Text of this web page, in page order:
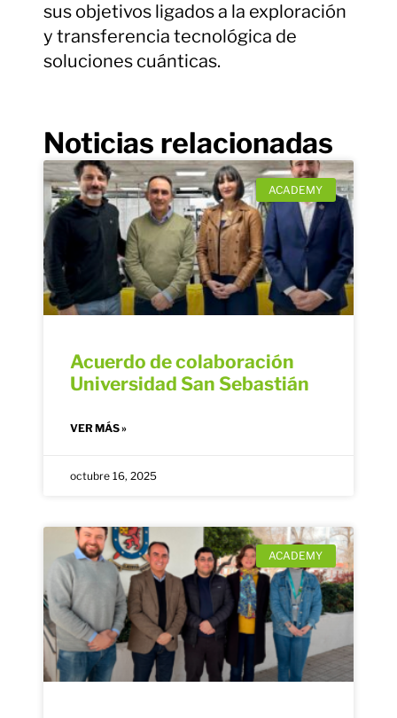
sus objetivos ligados a la exploración
y transferencia tecnológica de
soluciones cuánticas.
Noticias relacionadas
ACADEMY
Acuerdo de colaboración
Universidad San Sebastián
VER MÁS »
octubre 16, 2025
ACADEMY